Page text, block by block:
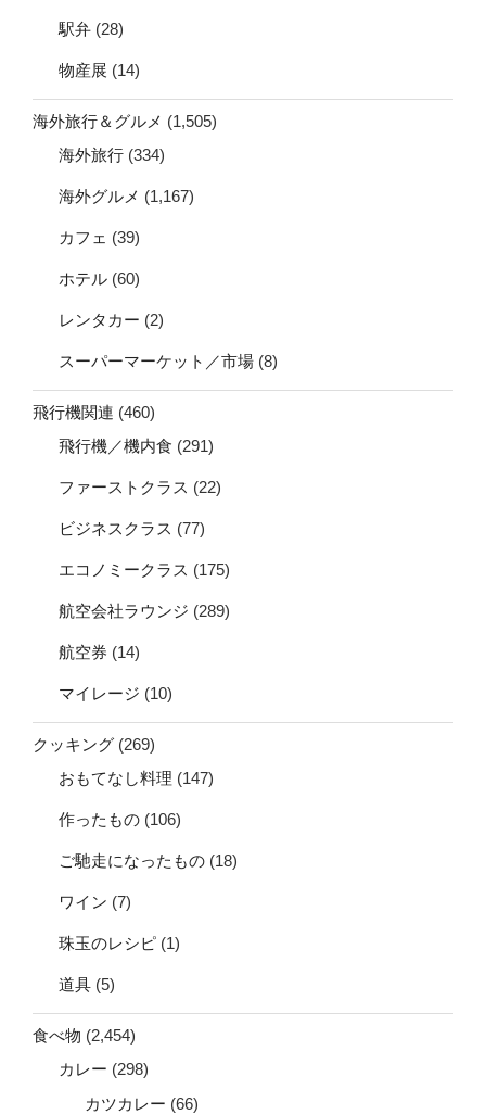
駅弁 (28)
物産展 (14)
海外旅行＆グルメ (1,505)
海外旅行 (334)
海外グルメ (1,167)
カフェ (39)
ホテル (60)
レンタカー (2)
スーパーマーケット／市場 (8)
飛行機関連 (460)
飛行機／機内食 (291)
ファーストクラス (22)
ビジネスクラス (77)
エコノミークラス (175)
航空会社ラウンジ (289)
航空券 (14)
マイレージ (10)
クッキング (269)
おもてなし料理 (147)
作ったもの (106)
ご馳走になったもの (18)
ワイン (7)
珠玉のレシピ (1)
道具 (5)
食べ物 (2,454)
カレー (298)
カツカレー (66)